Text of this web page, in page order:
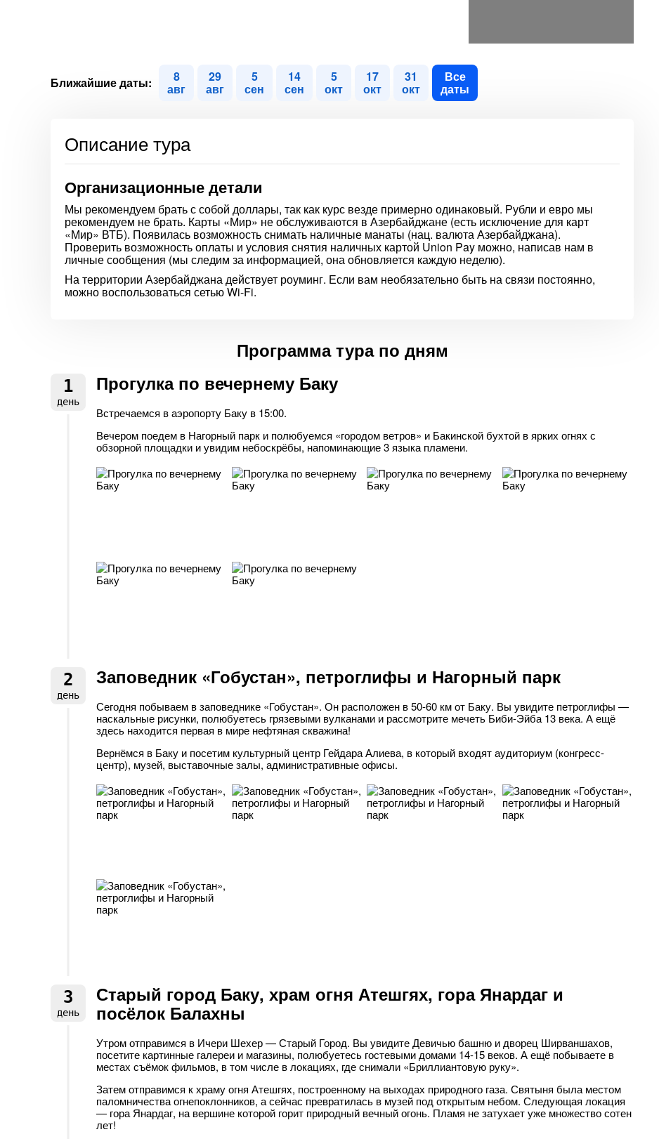
Ближайшие даты: 8
авг
29
авг
5
сен
14
сен
5
окт
17
окт
31
окт
Все
даты
Описание тура
Организационные детали
Мы рекомендуем брать с собой доллары, так как курс везде примерно одинаковый. Рубли и евро мы
рекомендуем не брать. Карты «Мир» не обслуживаются в Азербайджане (есть исключение для карт
«Мир» ВТБ). Появилась возможность снимать наличные манаты (нац. валюта Азербайджана).
Проверить возможность оплаты и условия снятия наличных картой Union Pay можно, написав нам в
личные сообщения (мы следим за информацией, она обновляется каждую неделю).
На территории Азербайджана действует роуминг. Если вам необязательно быть на связи постоянно,
можно воспользоваться сетью Wi-Fi.
Программа тура по дням
1
день
Прогулка по вечернему Баку
Встречаемся в аэропорту Баку в 15:00.
Вечером поедем в Нагорный парк и полюбуемся «городом ветров» и Бакинской бухтой в ярких огнях с
обзорной площадки и увидим небоскрёбы, напоминающие 3 языка пламени.
2
день
Заповедник «Гобустан», петроглифы и Нагорный парк
Сегодня побываем в заповеднике «Гобустан». Он расположен в 50-60 км от Баку. Вы увидите петроглифы —
наскальные рисунки, полюбуетесь грязевыми вулканами и рассмотрите мечеть Биби-Эйба 13 века. А ещё
здесь находится первая в мире нефтяная скважина!
Вернёмся в Баку и посетим культурный центр Гейдара Алиева, в который входят аудиториум (конгресс-
центр), музей, выставочные залы, административные офисы.
3
день
Старый город Баку, храм огня Атешгях, гора Янардаг и
посёлок Балахны
Утром отправимся в Ичери Шехер — Старый Город. Вы увидите Девичью башню и дворец Ширваншахов,
посетите картинные галереи и магазины, полюбуетесь гостевыми домами 14-15 веков. А ещё побываете в
местах съёмок фильмов, в том числе в локациях, где снимали «Бриллиантовую руку».
Затем отправимся к храму огня Атешгях, построенному на выходах природного газа. Святыня была местом
паломничества огнепоклонников, а сейчас превратилась в музей под открытым небом. Следующая локация
— гора Янардаг, на вершине которой горит природный вечный огонь. Пламя не затухает уже множество сотен
лет!